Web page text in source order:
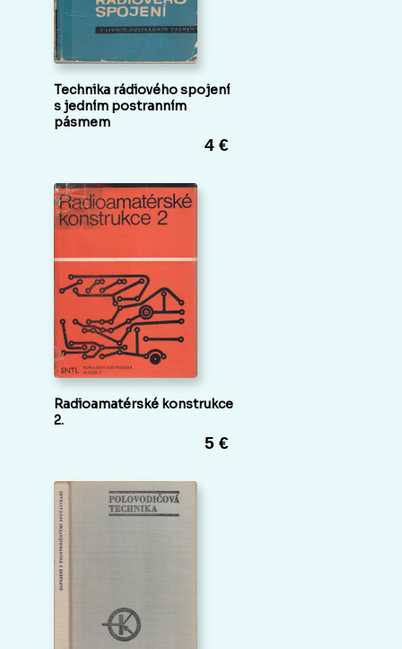
Technika rádiového spojení
s jedním postranním
pásmem
4 €
Radioamatérské konstrukce
2.
5 €